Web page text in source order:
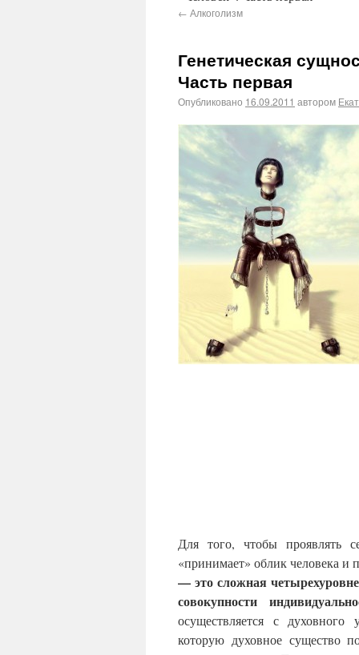
← Алкоголизм
Генетическая
Часть первая
Опубликовано 16.09.2011 автором
Для того, чтобы проявлять
«принимает» облик человека и
— это сложная
совокупности
осуществляется с
которую духовное существо